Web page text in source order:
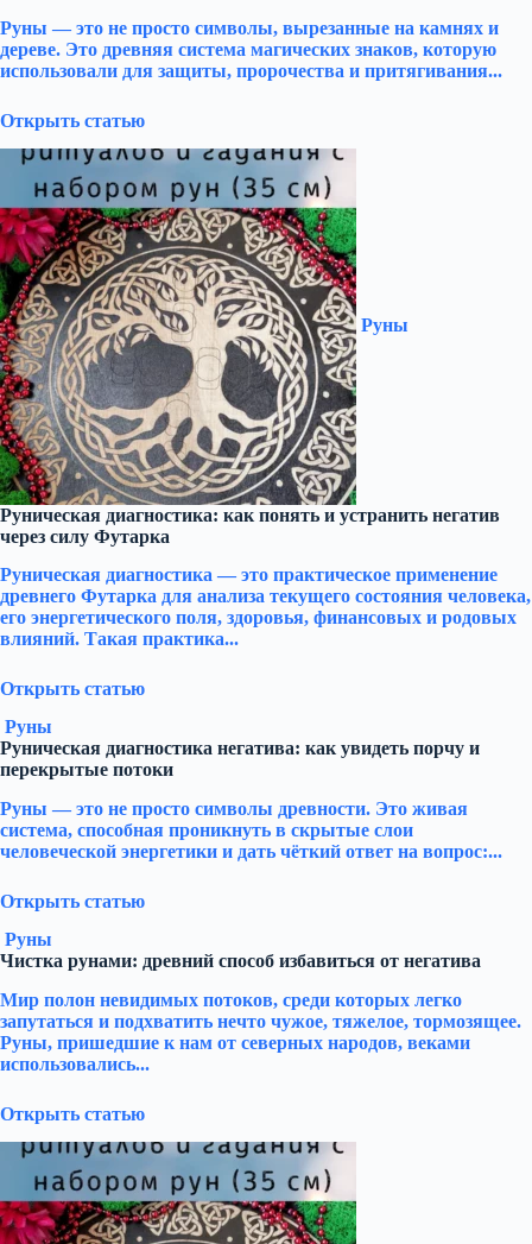
Руны — это не просто символы, вырезанные на камнях и
дереве. Это древняя система магических знаков, которую
использовали для защиты, пророчества и притягивания...
Открыть статью
Руны
Руническая диагностика: как понять и устранить негатив
через силу Футарка
Руническая диагностика — это практическое применение
древнего Футарка для анализа текущего состояния человека,
его энергетического поля, здоровья, финансовых и родовых
влияний. Такая практика...
Открыть статью
Руны
Руническая диагностика негатива: как увидеть порчу и
перекрытые потоки
Руны — это не просто символы древности. Это живая
система, способная проникнуть в скрытые слои
человеческой энергетики и дать чёткий ответ на вопрос:...
Открыть статью
Руны
Чистка рунами: древний способ избавиться от негатива
Мир полон невидимых потоков, среди которых легко
запутаться и подхватить нечто чужое, тяжелое, тормозящее.
Руны, пришедшие к нам от северных народов, веками
использовались...
Открыть статью